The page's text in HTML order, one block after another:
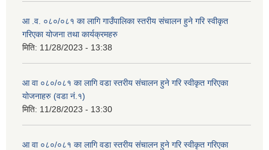
आ .व. ०८०/०८१ का लागि गाउँपालिका स्तरीय संचालन हुने गरि स्वीकृत
गरिएका योजना तथा कार्यक्रमहरु
मिति: 11/28/2023 - 13:38
आ वा ०८०/०८१ का लागि वडा स्तरीय संचालन हुने गरि स्वीकृत गरिएका
योजनाहरु (वडा नं.१)
मिति: 11/28/2023 - 13:30
आ वा ०८०/०८१ का लागि वडा स्तरीय संचालन हुने गरि स्वीकृत गरिएका